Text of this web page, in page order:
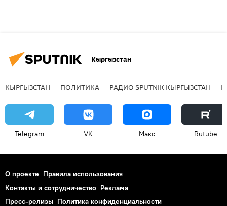
Кыргызстан
КЫРГЫЗСТАН ПОЛИТИКА РАДИО SPUTNIK КЫРГЫЗСТАН
Telegram VK Макс Rutube
О проекте Правила использования
Контакты и сотрудничество Реклама
Пресс-релизы Политика конфиденциальности